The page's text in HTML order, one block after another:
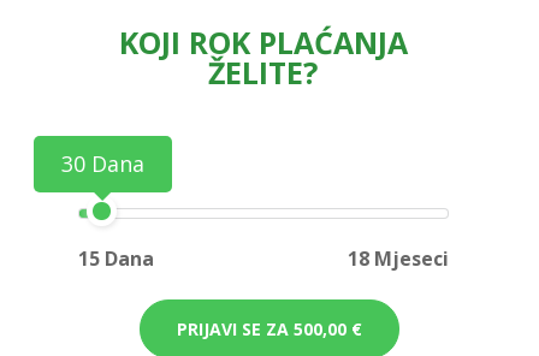
KOJI ROK PLAĆANJA
ŽELITE?
30 Dana
15 Dana 18 Mjeseci
PRIJAVI SE ZA 500,00 €